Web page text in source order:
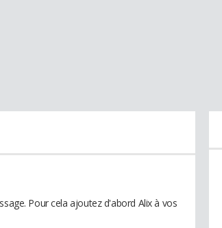
Pour cela ajoutez d'abord Alix à vos